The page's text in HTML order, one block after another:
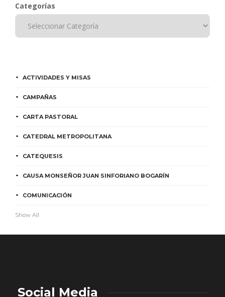
Categorías
ACTIVIDADES Y MISAS
CAMPAÑAS
CARTA PASTORAL
CATEDRAL METROPOLITANA
CATEQUESIS
CAUSA MONSEÑOR JUAN SINFORIANO BOGARÍN
COMUNICACIÓN
Show All
Social Media